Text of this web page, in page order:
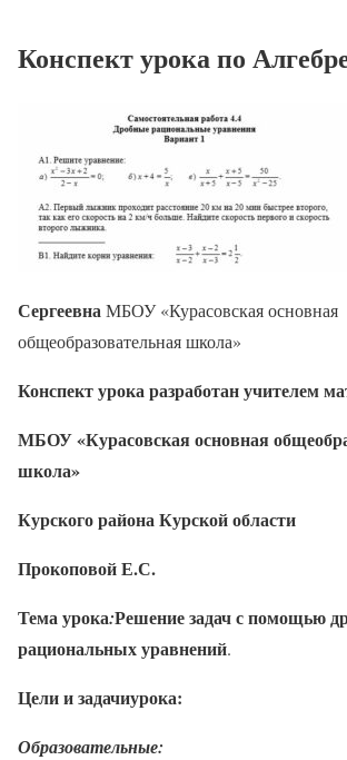
Конспект урока по
СергеевнаМБОУ «Курасовская основная
общеобразовательная школа»
Конспект урока разработан учителем
МБОУ «Курасовская основная
школа»
Курского района Курской области
Прокоповой Е.С.
Тема урока:Решение задач с помощью
рациональных уравнений.
Цели и задачиурока:
Образовательные: